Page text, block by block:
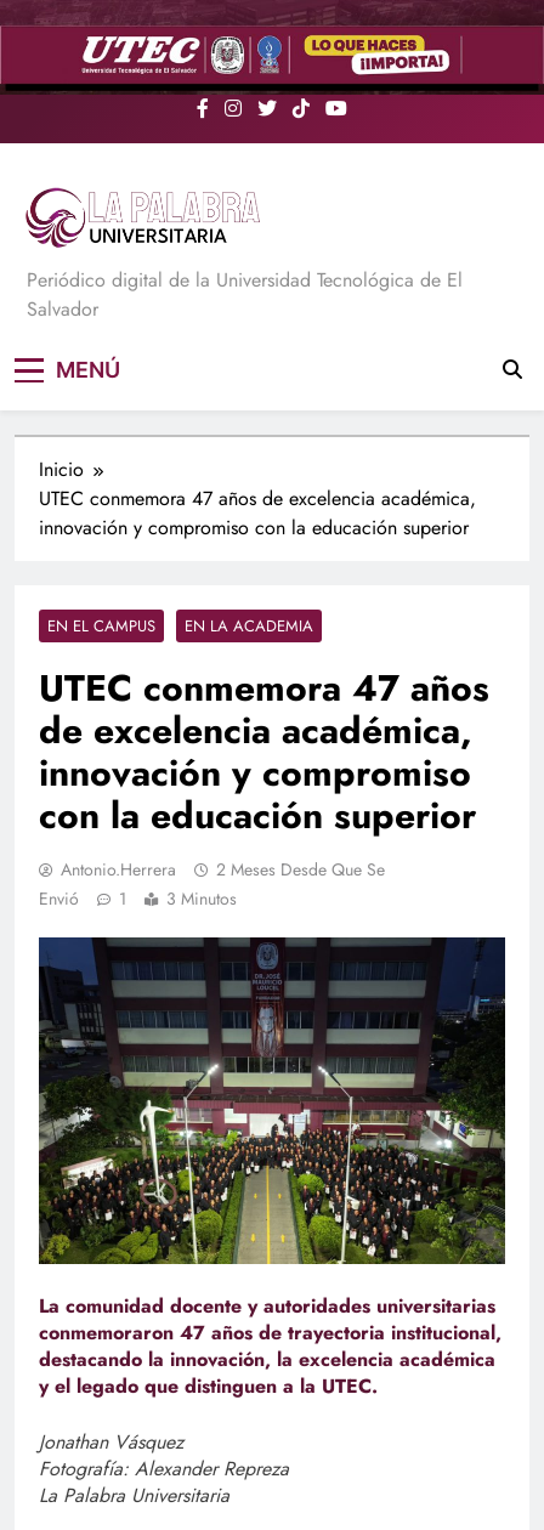
Saltar
La Palabra Universitaria
Periódico digital de la Universidad Tecnológica de El
Salvador
MENÚ
Inicio
UTEC conmemora 47 años de excelencia académica,
innovación y compromiso con la educación superior
EN EL CAMPUS EN LA ACADEMIA
UTEC conmemora 47 años
de excelencia académica,
innovación y compromiso
con la educación superior
Antonio.herrera
2 Meses Desde Que Se
Envió
1 3 Minutos
La comunidad docente y autoridades universitarias
conmemoraron 47 años de trayectoria institucional,
destacando la innovación, la excelencia académica
y el legado que distinguen a la UTEC.
Jonathan Vásquez
Fotografía: Alexander Repreza
La Palabra Universitaria